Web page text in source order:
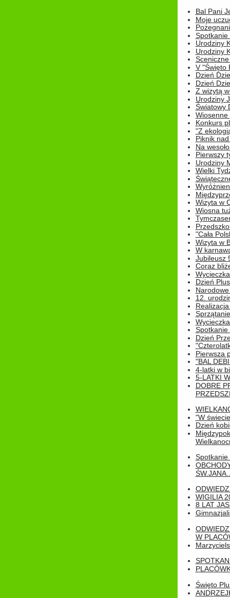
Bal Pani
Moje
Spotkanie
Urodziny
Urodziny
V "Święto
Dzień
Dzień
Z wizytą
Urodziny
Światowy
Wiosenne
Konkurs
"Z
Piknik
Na
Pierwszy
Urodziny
Wielki
Wizyta w
Wiosna
"Cała
Wizyta w
W
Jubileusz
Coraz
Dzień
12.
Spotkanie
Dzień
Pierwsza
"BAL
4-latki w
5-LATKI
DOBRE
"W
Dzień
Spotkanie
WIGILIA
8 LAT
W
Święto